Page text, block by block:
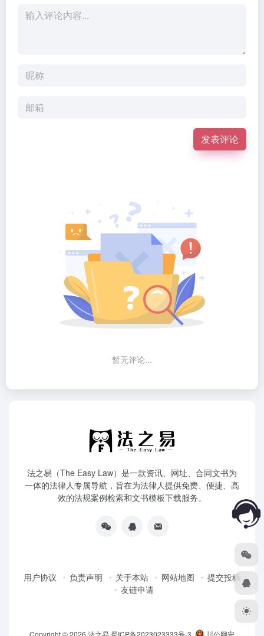
发表评论
暂无评论...
法之易（The Easy Law）是一款资讯、网址、合同文书为
一体的法律人专属导航，旨在为法律人提供免费、便捷、高
效的法规案例检索和文书模板下载服务。
用户协议 负责声明 关于本站 网站地图
提交投稿
友链申请